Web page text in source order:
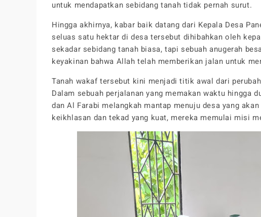
untuk mendapatkan sebidang tanah tidak pernah surut.
Hingga akhirnya, kabar baik datang dari Kepala Desa
seluas satu hektar di desa tersebut dihibahkan oleh
sekadar sebidang tanah biasa, tapi sebuah anugerah
keyakinan bahwa Allah telah memberikan jalan untuk
Tanah wakaf tersebut kini menjadi titik awal dari
Dalam sebuah perjalanan yang memakan waktu hingga
dan Al Farabi melangkah mantap menuju desa yang
keikhlasan dan tekad yang kuat, mereka memulai misi